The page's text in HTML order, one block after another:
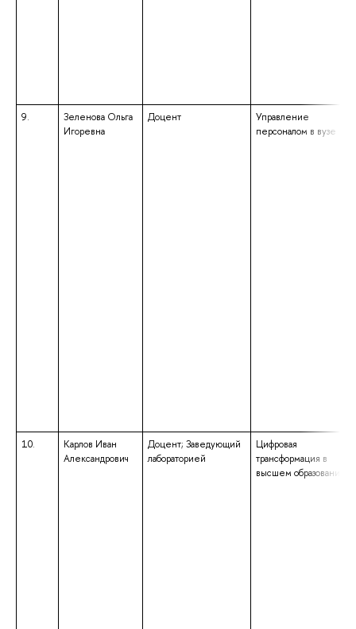
9.
Зеленова Ольга
Игоревна
Доцент
Управление
персоналом в вузе
10.
Карлов Иван
Александрович
Доцент; Заведующий
лабораторией
Цифровая
трансформация в
высшем образовании